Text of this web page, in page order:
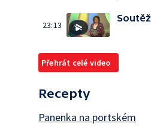
23:13
Soutěž
Přehrát celé video
Recepty
Panenka na portském